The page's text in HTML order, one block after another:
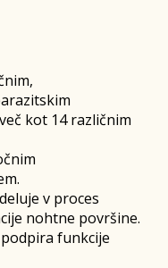
kot 14 različnim
v proces
nohtne površine.
funkcije